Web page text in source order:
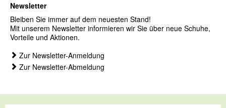
Newsletter
Bleiben Sie immer auf dem neuesten Stand!
Mit unserem Newsletter informieren wir Sie über neue Schuhe,
Vorteile und Aktionen.
Zur Newsletter-Anmeldung
Zur Newsletter-Abmeldung